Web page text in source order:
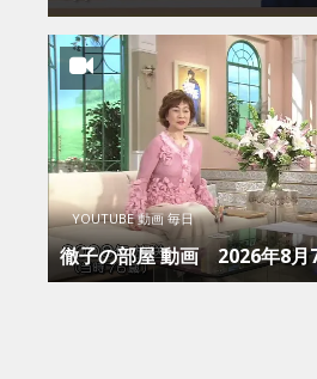
YOUTUBE 動画 毎日
徹子の部屋 動画 2026年8月